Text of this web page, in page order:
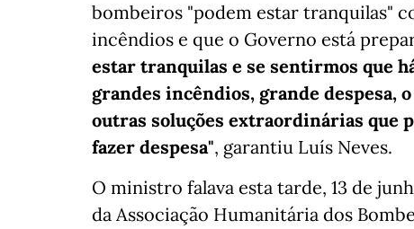
bombeiros "podem estar tranquilas"
incêndios e que o Governo está
estar tranquilas e se sentirmos que
grandes incêndios, grande despesa,
outras soluções extraordinárias que
fazer despesa", garantiu Luís Neves.
O ministro falava esta tarde, 13 de
da Associação Humanitária dos